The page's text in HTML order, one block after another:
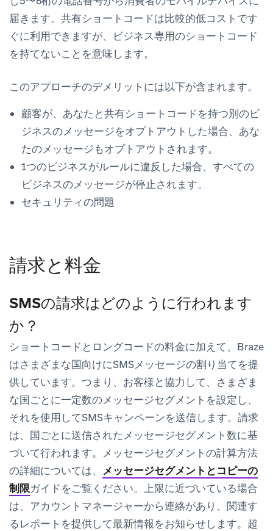
届きます。共有ショートコードは比較的低コストです
ぐに利用できますが、ビジネス専用のショートコード
を持てないことを意味します。
このアプローチのデメリットには以下が含まれます。
顧客が、あなたと共有ショートコードを持つ別のビ
ジネスのメッセージをオプトアウトした場合、あな
たのメッセージもオプトアウトされます。
1つのビジネスがルールに違反した場合、すべての
ビジネスのメッセージが停止されます。
セキュリティの問題
請求と料金
SMSの請求はどのように行われます
か？
ショートコードとロングコードの料金に加えて、Braze
はさまざまな国向けにSMSメッセージの割り当てを提
供しています。つまり、お客様と協力して、さまざま
な国ごとに一定数のメッセージセグメントを設定し、
それを使用してSMSキャンペーンを送信します。請求
は、国ごとに送信されたメッセージセグメント数に基
づいて行われます。メッセージセグメントの計算方法
の詳細については、 メッセージセグメントとコピーの
制限ガイドをご覧ください。上限に近づいている場合
は、アカウントマネージャーから連絡があり、関連す
るレポートを提供して最新情報をお知らせします。超